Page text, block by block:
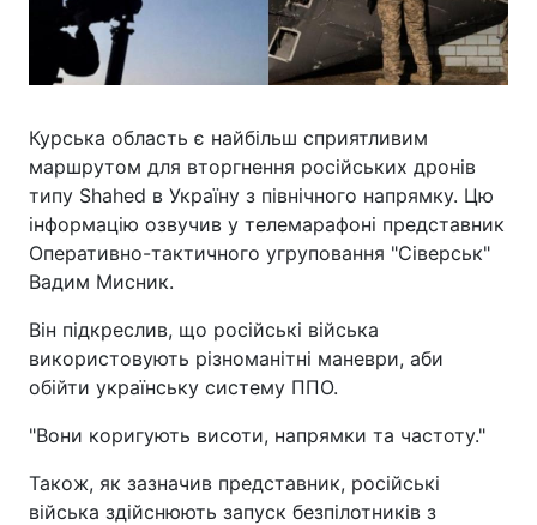
Курська область є найбільш сприятливим
маршрутом для вторгнення російських дронів
типу Shahed в Україну з північного напрямку. Цю
інформацію озвучив у телемарафоні представник
Оперативно-тактичного угруповання "Сіверськ"
Вадим Мисник.
Він підкреслив, що російські війська
використовують різноманітні маневри, аби
обійти українську систему ППО.
"Вони коригують висоти, напрямки та частоту."
Також, як зазначив представник, російські
війська здійснюють запуск безпілотників з